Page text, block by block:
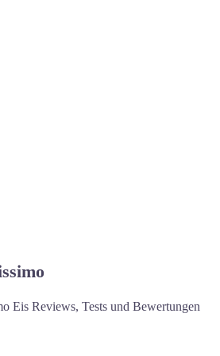
Eis Reviews, Tests und Bewertungen